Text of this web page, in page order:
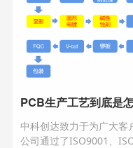
PCB生产工艺到底是
中科创达致力于为广大
公司通过了ISO9001、